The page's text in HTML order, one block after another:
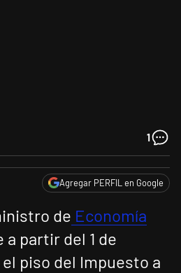
1
Agregar PERFIL en Google
de Economía
a partir del 1 de
piso del Impuesto a